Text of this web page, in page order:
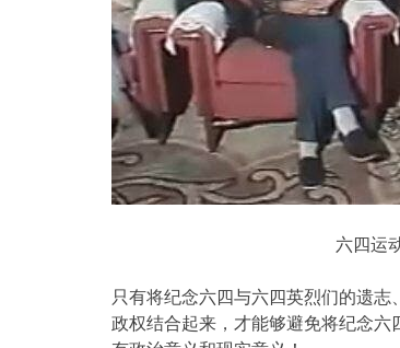
六四运
只有将纪念六四与六四英烈们的遗
政权结合起来，才能够避免将纪念